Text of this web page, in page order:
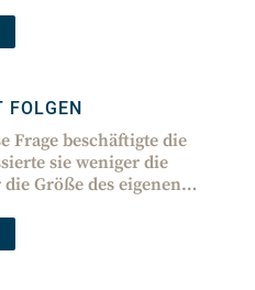
FOLGEN
Frage beschäftigte die
sie weniger die
Größe des eigenen…